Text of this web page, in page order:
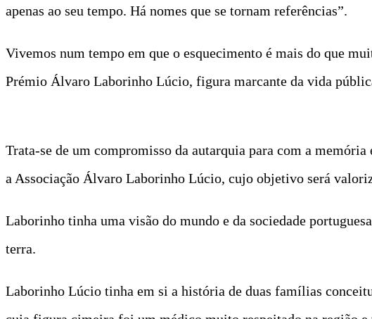
apenas ao seu tempo. Há nomes que se tornam referências”.
Vivemos num tempo em que o esquecimento é mais do que
Prémio Álvaro Laborinho Lúcio, figura marcante da vida
Trata-se de um compromisso da autarquia para com a
a Associação Álvaro Laborinho Lúcio, cujo objetivo será
Laborinho tinha uma visão do mundo e da sociedade
terra.
Laborinho Lúcio tinha em si a história de duas famílias